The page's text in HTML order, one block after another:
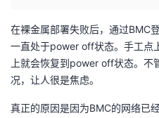
主
页
的
开
发
在裸金属部署失败后，通过BMC
一直处于power off状态。手工点
上就会恢复到power off状态。不
况，让人很是焦虑。
真正的原因是因为BMC的网络已